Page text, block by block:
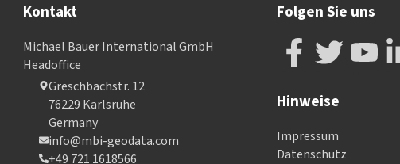
Kontakt
Michael Bauer International GmbH
Headoffice
Greschbachstr. 12
76229 Karlsruhe
Germany
info@mbi-geodata.com
+49 721 1618566
Folgen Sie uns
Hinweise
Impressum
Datenschutz